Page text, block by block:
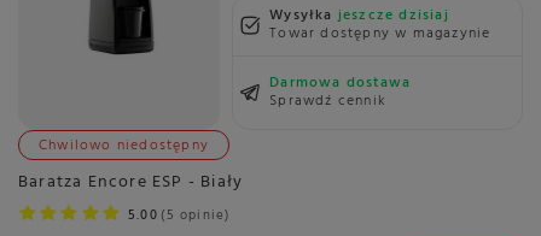
Wysyłkajeszcze dzisiaj
Towar dostępny w magazynie
Darmowa dostawa
Sprawdź cennik
Chwilowo niedostępny
Baratza Encore ESP - Biały
5.00 5 opinie